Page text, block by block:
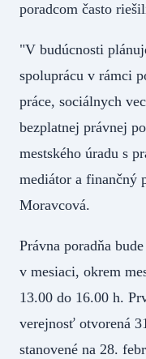
poradcom často
"V budúcnosti
spoluprácu v rámci
práce, sociálnych
bezplatnej právnej
mestského úradu s
mediátor a finančný
Moravcová.
Právna poradňa
v mesiaci, okrem
13.00 do 16.00 h.
verejnosť otvorená
stanovené na 28.